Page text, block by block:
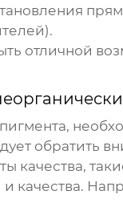
отличной
,
обратить
такие
качества.